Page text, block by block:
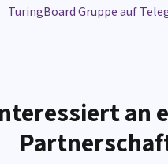
TuringBoard Gruppe auf
an